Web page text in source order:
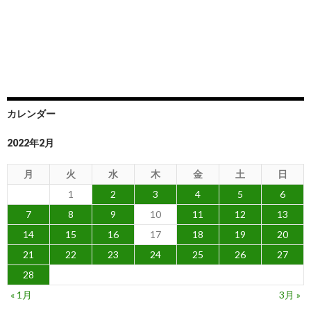
カレンダー
2022年2月
月 火 水 木 金 土
日
1
2 3 4 5
6
7
8 9 10 11 12
13
14
15 16 17 18 19
20
21
22 23 24 25 26
27
28
« 1月
3月 »